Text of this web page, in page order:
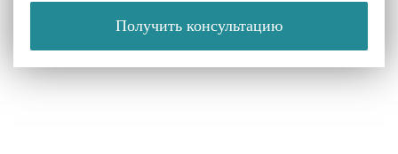
Получить консультацию